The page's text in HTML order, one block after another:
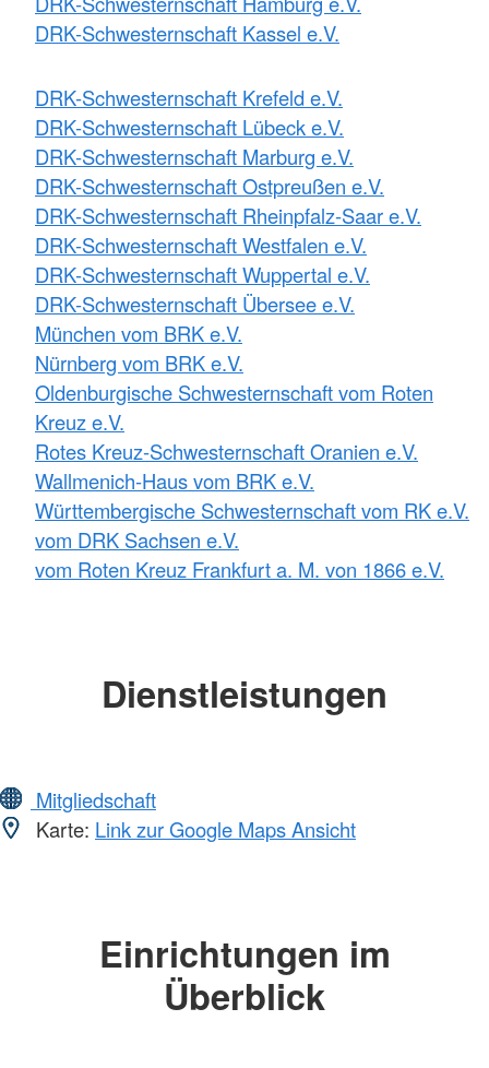
DRK-Schwesternschaft Kassel e.V.
DRK-Schwesternschaft Krefeld e.V.
DRK-Schwesternschaft Lübeck e.V.
DRK-Schwesternschaft Marburg e.V.
DRK-Schwesternschaft Ostpreußen e.V.
DRK-Schwesternschaft Rheinpfalz-Saar e.V.
DRK-Schwesternschaft Westfalen e.V.
DRK-Schwesternschaft Wuppertal e.V.
DRK-Schwesternschaft Übersee e.V.
München vom BRK e.V.
Nürnberg vom BRK e.V.
Oldenburgische Schwesternschaft vom Roten
Kreuz e.V.
Rotes Kreuz-Schwesternschaft Oranien e.V.
Wallmenich-Haus vom BRK e.V.
Württembergische Schwesternschaft vom RK e.V.
vom DRK Sachsen e.V.
vom Roten Kreuz Frankfurt a. M. von 1866 e.V.
Dienstleistungen
Mitgliedschaft
Karte: Link zur Google Maps Ansicht
Einrichtungen im
Überblick